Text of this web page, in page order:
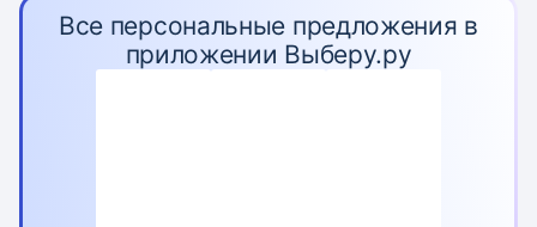
Все персональные предложения в
приложении Выберу.ру